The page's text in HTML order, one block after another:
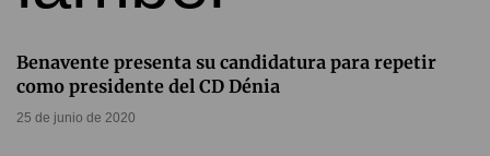
Benavente presenta su candidatura para repetir
como presidente del CD Dénia
25 de junio de 2020